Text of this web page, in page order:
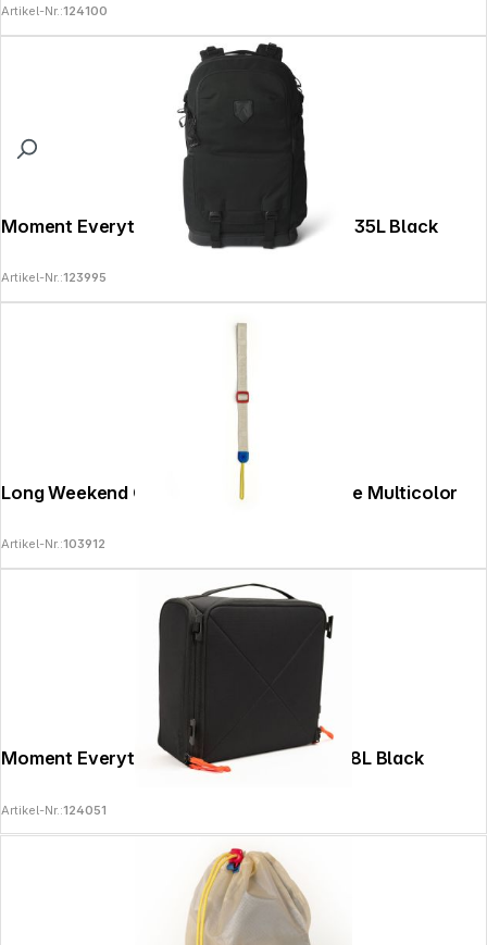
Artikel-Nr.:124100
Moment Everything Travel Camera Pack 35L Black
Artikel-Nr.:123995
Long Weekend Camera Wrist Strap Creme Multicolor
Artikel-Nr.:103912
Moment Everything Camera Cube Insert 8L Black
Artikel-Nr.:124051